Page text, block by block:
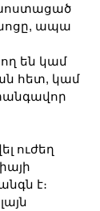
ապա
են կամ
հետ, կամ
ուժեղ
է։